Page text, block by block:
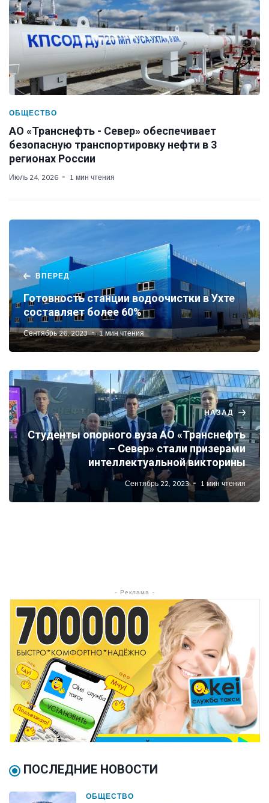
ОБЩЕСТВО
АО «Транснефть - Север» обеспечивает
безопасную транспортировку нефти в 3
регионах России
Июль 24, 2026 1 мин чтения
ВПЕРЕД
Готовность станции водоочистки в Ухте
составляет более 60%
Сентябрь 26, 2023 1 мин чтения
НАЗАД
Студенты опорного вуза АО «Транснефть
– Север» стали призерами
интеллектуальной викторины
Сентябрь 22, 2023 1 мин чтения
- Реклама -
ПОСЛЕДНИЕ НОВОСТИ
ОБЩЕСТВО